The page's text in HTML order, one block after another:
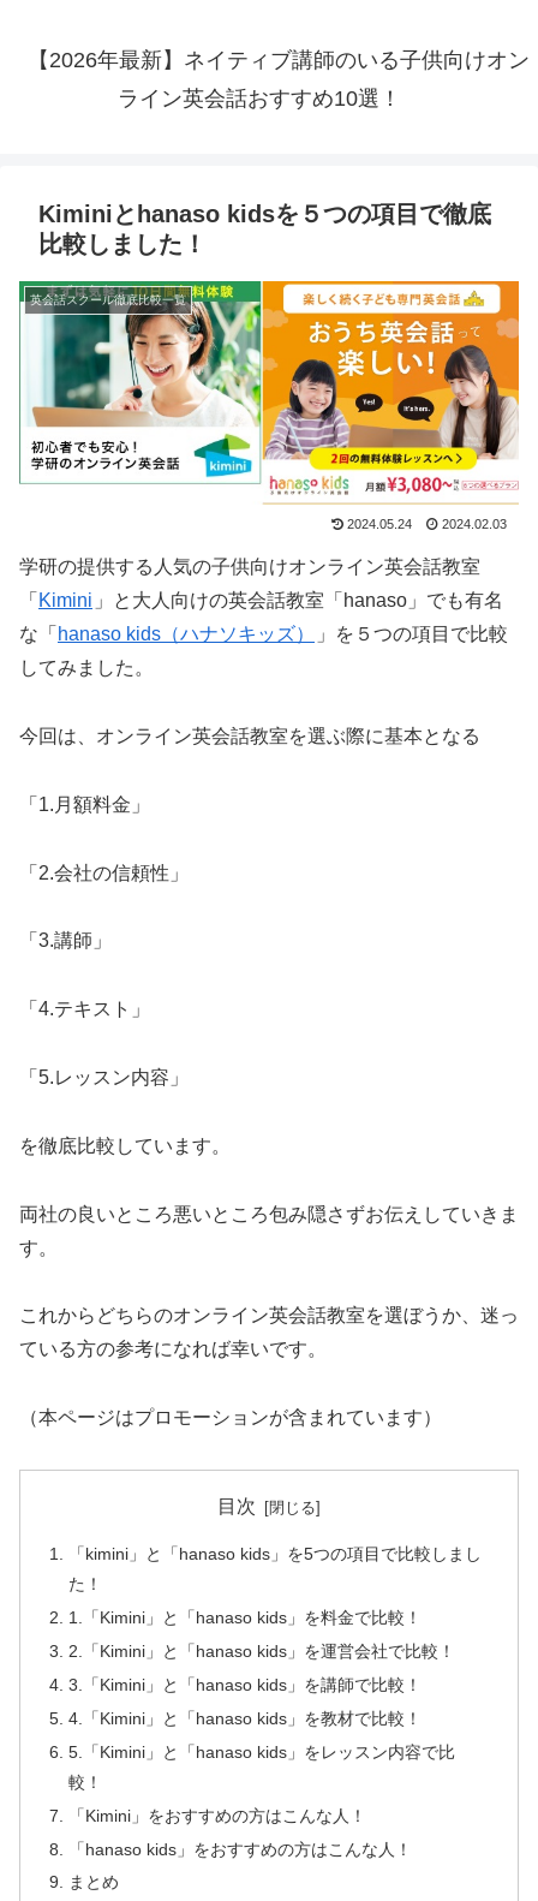
【2026年最新】ネイティブ講師のいる子供向けオン
ライン英会話おすすめ10選！
Kiminiとhanaso kidsを５つの項目で徹底
比較しました！
英会話スクール徹底比較一覧
2024.05.24 2024.02.03
学研の提供する人気の子供向けオンライン英会話教室
「 Kimini 」と大人向けの英会話教室「hanaso」でも有名
な「 hanaso kids（ハナソキッズ）
」を５つの項目で比較
してみました。
今回は、オンライン英会話教室を選ぶ際に基本となる
「1.月額料金」
「2.会社の信頼性」
「3.講師」
「4.テキスト」
「5.レッスン内容」
を徹底比較しています。
両社の良いところ悪いところ包み隠さずお伝えしていきま
す。
これからどちらのオンライン英会話教室を選ぼうか、迷っ
ている方の参考になれば幸いです。
（本ページはプロモーションが含まれています）
目次
「kimini」と「hanaso kids」を5つの項目で比較しまし
た！
1.「Kimini」と「hanaso kids」を料金で比較！
2.「Kimini」と「hanaso kids」を運営会社で比較！
3.「Kimini」と「hanaso kids」を講師で比較！
4.「Kimini」と「hanaso kids」を教材で比較！
5.「Kimini」と「hanaso kids」をレッスン内容で比
較！
「Kimini」をおすすめの方はこんな人！
「hanaso kids」をおすすめの方はこんな人！
まとめ